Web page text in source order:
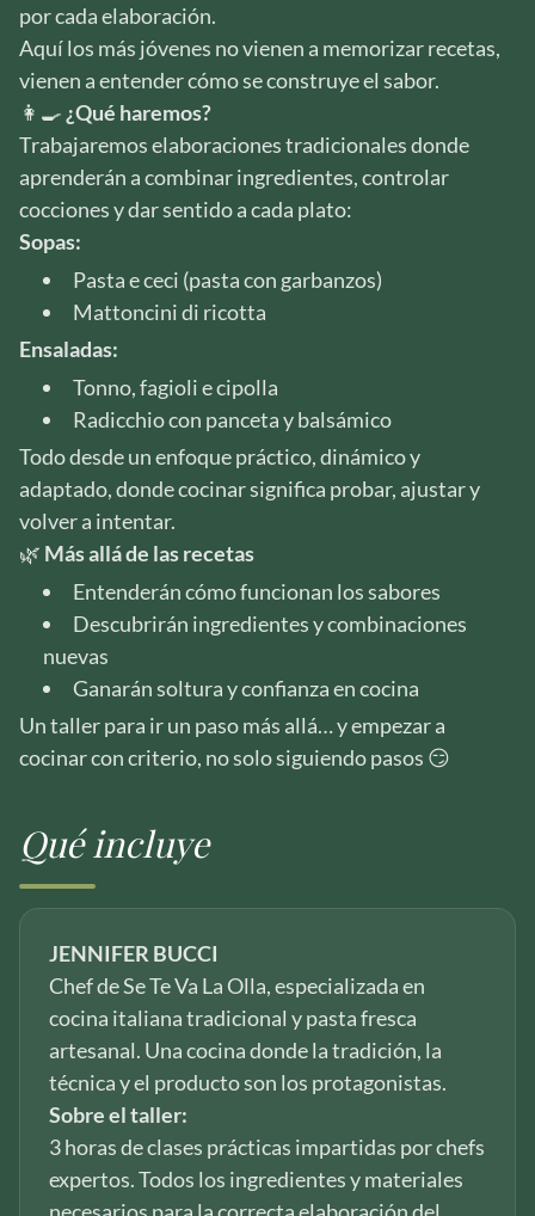
por cada elaboración.
Aquí los más jóvenes no vienen a memorizar recetas,
vienen a entender cómo se construye el sabor.
👩‍🍳 ¿Qué haremos?
Trabajaremos elaboraciones tradicionales donde
aprenderán a combinar ingredientes, controlar
cocciones y dar sentido a cada plato:
Sopas:
Pasta e ceci (pasta con garbanzos)
Mattoncini di ricotta
Ensaladas:
Tonno, fagioli e cipolla
Radicchio con panceta y balsámico
Todo desde un enfoque práctico, dinámico y
adaptado, donde cocinar significa probar, ajustar y
volver a intentar.
🌿 Más allá de las recetas
Entenderán cómo funcionan los sabores
Descubrirán ingredientes y combinaciones
nuevas
Ganarán soltura y confianza en cocina
Un taller para ir un paso más allá… y empezar a
cocinar con criterio, no solo siguiendo pasos 😏
Qué incluye
JENNIFER BUCCI
Chef de Se Te Va La Olla, especializada en
cocina italiana tradicional y pasta fresca
artesanal. Una cocina donde la tradición, la
técnica y el producto son los protagonistas.
Sobre el taller:
3 horas de clases prácticas impartidas por chefs
expertos. Todos los ingredientes y materiales